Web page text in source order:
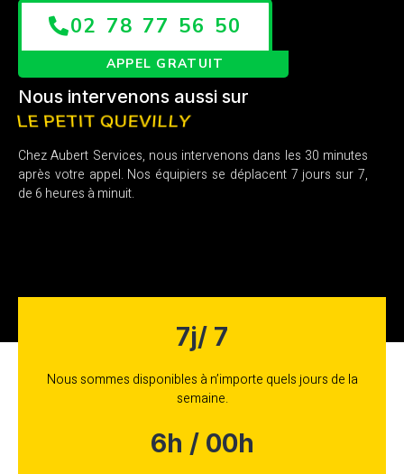
02 78 77 56 50
APPEL GRATUIT
Nous intervenons aussi sur
MONT SAINT AIGNAN
Chez Aubert Services, nous intervenons dans les 30 minutes
après votre appel. Nos équipiers se déplacent 7 jours sur 7,
de 6 heures à minuit.
7j/ 7
Nous sommes disponibles à n’importe quels jours de la
semaine.
6h / 00h